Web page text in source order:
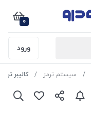
0
ورود
سیستم ترمز کالیبر ترمز جلو